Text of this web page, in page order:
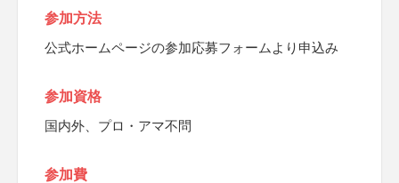
参加方法
公式ホームページの参加応募フォームより申込み
参加資格
国内外、プロ・アマ不問
参加費